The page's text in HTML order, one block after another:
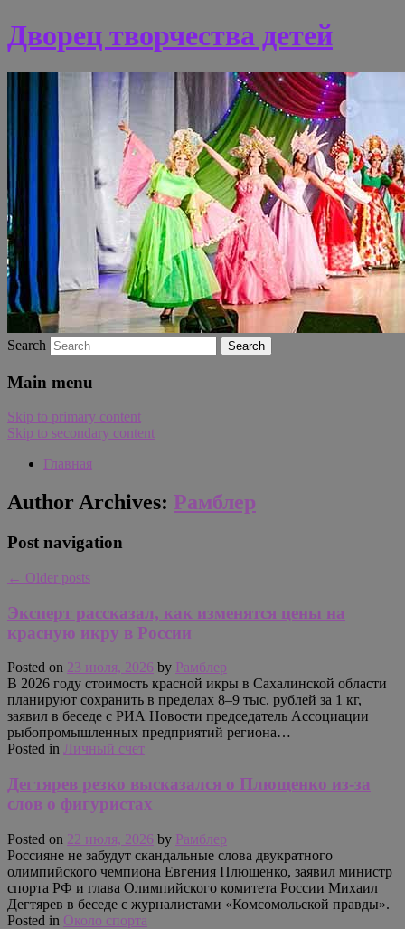
Дворец творчества детей
Search
Main menu
Skip to primary content
Skip to secondary content
Главная
Author Archives: Рамблер
Post navigation
← Older posts
Эксперт рассказал, как изменятся цены на
красную икру в России
Posted on 23 июля, 2026 by Рамблер
В 2026 году стоимость красной икры в Сахалинской области
планируют сохранить в пределах 8–9 тыс. рублей за 1 кг,
заявил в беседе с РИА Новости председатель Ассоциации
рыбопромышленных предприятий региона…
Posted in Личный счет
Дегтярев резко высказался о Плющенко из-за
слов о фигуристах
Posted on 22 июля, 2026 by Рамблер
Россияне не забудут скандальные слова двукратного
олимпийского чемпиона Евгения Плющенко, заявил министр
спорта РФ и глава Олимпийского комитета России Михаил
Дегтярев в беседе с журналистами «Комсомольской правды».
Posted in Около спорта